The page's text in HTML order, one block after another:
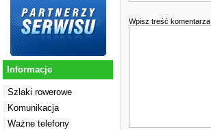
Informacje
Szlaki rowerowe
Komunikacja
Ważne telefony
Wpisz treść komentarza